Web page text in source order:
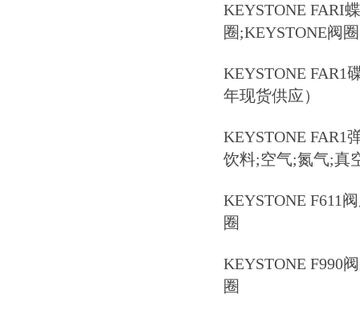
KEYSTONE FARI
圈;KEYSTONE阀
KEYSTONE FAR1
年现货供应）
KEYSTONE
饮料;空气;氮气;真
KEYSTONE F611
圈
KEYSTONE F990
圈